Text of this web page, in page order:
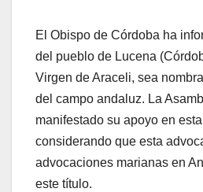
El Obispo de Córdoba ha
del pueblo de Lucena
Virgen de Araceli, sea
del campo andaluz. La
manifestado su apoyo en
considerando que esta
advocaciones marianas en
este título.